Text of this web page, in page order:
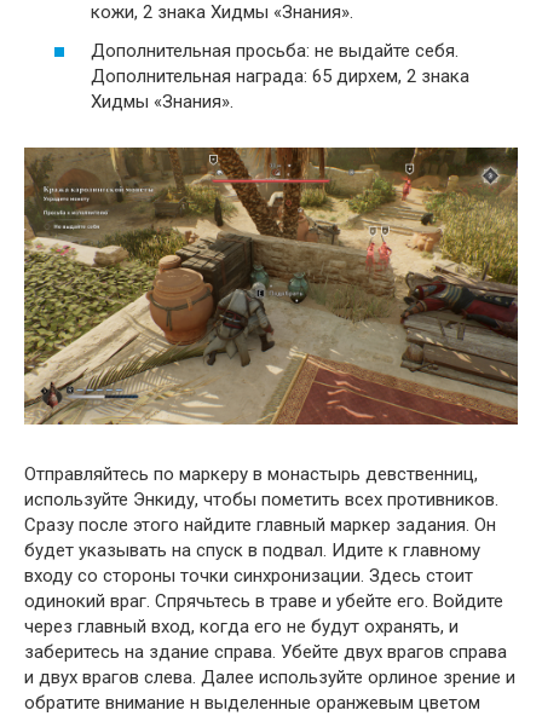
кожи, 2 знака Хидмы «Знания».
Дополнительная просьба: не выдайте себя.
Дополнительная награда: 65 дирхем, 2 знака
Хидмы «Знания».
Отправляйтесь по маркеру в монастырь девственниц,
используйте Энкиду, чтобы пометить всех противников.
Сразу после этого найдите главный маркер задания. Он
будет указывать на спуск в подвал. Идите к главному
входу со стороны точки синхронизации. Здесь стоит
одинокий враг. Спрячьтесь в траве и убейте его. Войдите
через главный вход, когда его не будут охранять, и
заберитесь на здание справа. Убейте двух врагов справа
и двух врагов слева. Далее используйте орлиное зрение и
обратите внимание н выделенные оранжевым цветом